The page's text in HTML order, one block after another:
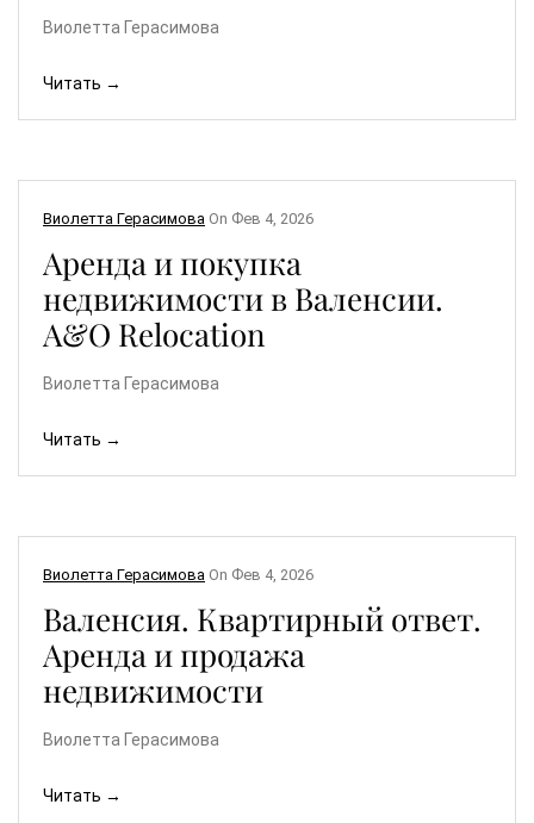
Виолетта Герасимова
Читать →
Виолетта Герасимова On Фев 4, 2026
Аренда и покупка
недвижимости в Валенсии.
A&О Relocation
Виолетта Герасимова
Читать →
Виолетта Герасимова On Фев 4, 2026
Валенсия. Квартирный ответ.
Аренда и продажа
недвижимости
Виолетта Герасимова
Читать →